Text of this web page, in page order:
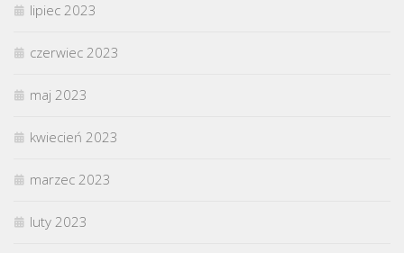
lipiec 2023
czerwiec 2023
maj 2023
kwiecień 2023
marzec 2023
luty 2023